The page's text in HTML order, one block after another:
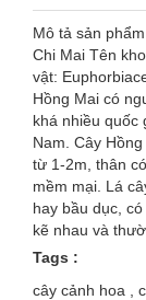
Mô tả sản
Chi Mai Tên
vật:
Hồng Mai có
khá nhiều quốc
Nam. Cây
từ 1-2m, thân
mềm mại. Lá
hay bầu dục,
kẽ nhau và
Tags :
cây cảnh hoa ,